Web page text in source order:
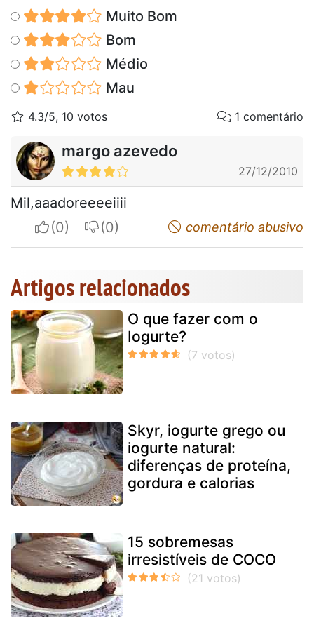
Muito Bom
Bom
Médio
Mau
4.3/5, 10 votos 1 comentário
margo azevedo
27/12/2010
Mil,aaadoreeeeiiii
I apreciateI do not appreciatecomentário abusivo
Artigos relacionados
O que fazer com o
Iogurte?
Skyr, iogurte grego ou
iogurte natural:
diferenças de proteína,
gordura e calorias
15 sobremesas
irresistíveis de COCO